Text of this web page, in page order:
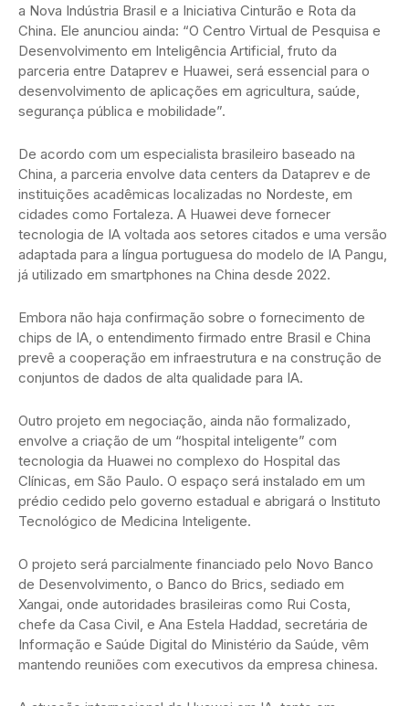
a Nova Indústria Brasil e a Iniciativa Cinturão e Rota da
China. Ele anunciou ainda: “O Centro Virtual de Pesquisa e
Desenvolvimento em Inteligência Artificial, fruto da
parceria entre Dataprev e Huawei, será essencial para o
desenvolvimento de aplicações em agricultura, saúde,
segurança pública e mobilidade”.
De acordo com um especialista brasileiro baseado na
China, a parceria envolve data centers da Dataprev e de
instituições acadêmicas localizadas no Nordeste, em
cidades como Fortaleza. A Huawei deve fornecer
tecnologia de IA voltada aos setores citados e uma versão
adaptada para a língua portuguesa do modelo de IA Pangu,
já utilizado em smartphones na China desde 2022.
Embora não haja confirmação sobre o fornecimento de
chips de IA, o entendimento firmado entre Brasil e China
prevê a cooperação em infraestrutura e na construção de
conjuntos de dados de alta qualidade para IA.
Outro projeto em negociação, ainda não formalizado,
envolve a criação de um “hospital inteligente” com
tecnologia da Huawei no complexo do Hospital das
Clínicas, em São Paulo. O espaço será instalado em um
prédio cedido pelo governo estadual e abrigará o Instituto
Tecnológico de Medicina Inteligente.
O projeto será parcialmente financiado pelo Novo Banco
de Desenvolvimento, o Banco do Brics, sediado em
Xangai, onde autoridades brasileiras como Rui Costa,
chefe da Casa Civil, e Ana Estela Haddad, secretária de
Informação e Saúde Digital do Ministério da Saúde, vêm
mantendo reuniões com executivos da empresa chinesa.